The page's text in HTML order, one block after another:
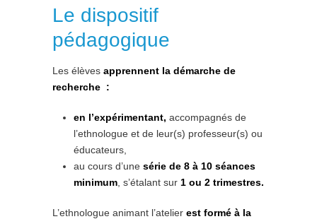
Le dispositif
pédagogique
Les élèves apprennent la démarche de
recherche :
en l’expérimentant, accompagnés de
l’ethnologue et de leur(s) professeur(s) ou
éducateurs,
au cours d’une série de 8 à 10 séances
minimum , s’étalant sur 1 ou 2 trimestres.
L’ethnologue animant l’atelier est formé à la